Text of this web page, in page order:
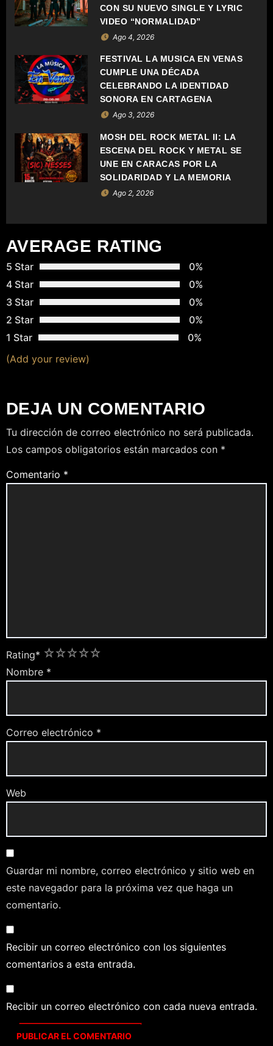
Ó
N
D
E
E
N
T
R
D
A
S
CON SU NUEVO SINGLE Y LYRIC
VIDEO “NORMALIDAD”
Ago 4, 2026
FESTIVAL LA MÚSICA EN VENAS
CUMPLE UNA DÉCADA
CELEBRANDO LA IDENTIDAD
SONORA EN CARTAGENA
Ago 3, 2026
MOSH DEL ROCK METAL II: LA
ESCENA DEL ROCK Y METAL SE
UNE EN CARACAS POR LA
SOLIDARIDAD Y LA MEMORIA
Ago 2, 2026
AVERAGE RATING
5 Star
0%
4 Star
0%
3 Star
0%
2 Star
0%
1 Star
0%
(Add your review)
DEJA UN COMENTARIO
Tu dirección de correo electrónico no será publicada.
Los campos obligatorios están marcados con *
Comentario *
Rating* 5
4
3
2
1
Nombre *
Correo electrónico *
Web
Guardar mi nombre, correo electrónico y sitio web en
este navegador para la próxima vez que haga un
comentario.
Recibir un correo electrónico con los siguientes
comentarios a esta entrada.
Recibir un correo electrónico con cada nueva entrada.